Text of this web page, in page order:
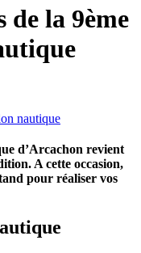
de la 9ème
nautique
d’Arcachon revient
A cette occasion,
pour réaliser vos